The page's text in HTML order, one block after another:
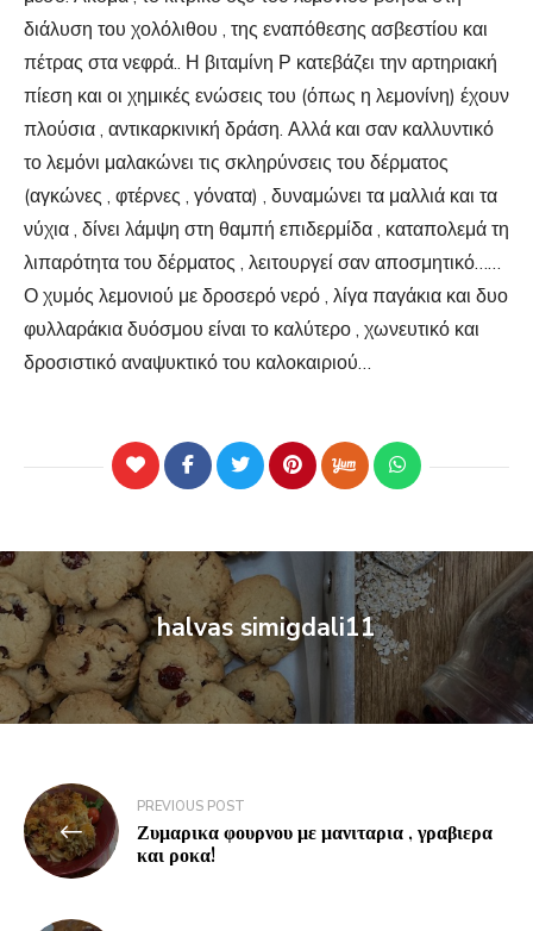
διάλυση του χολόλιθου , της εναπόθεσης ασβεστίου και
πέτρας στα νεφρά.. Η βιταμίνη Ρ κατεβάζει την αρτηριακή
πίεση και οι χημικές ενώσεις του (όπως η λεμονίνη) έχουν
πλούσια , αντικαρκινική δράση. Αλλά και σαν καλλυντικό
το λεμόνι μαλακώνει τις σκληρύνσεις του δέρματος
(αγκώνες , φτέρνες , γόνατα) , δυναμώνει τα μαλλιά και τα
νύχια , δίνει λάμψη στη θαμπή επιδερμίδα , καταπολεμά τη
λιπαρότητα του δέρματος , λειτουργεί σαν αποσμητικό……
Ο χυμός λεμονιού με δροσερό νερό , λίγα παγάκια και δυο
φυλλαράκια δυόσμου είναι το καλύτερο , χωνευτικό και
δροσιστικό αναψυκτικό του καλοκαιριού…
halvas simigdali11
PREVIOUS POST
Ζυμαρικα φουρνου με μανιταρια , γραβιερα
και ροκα!